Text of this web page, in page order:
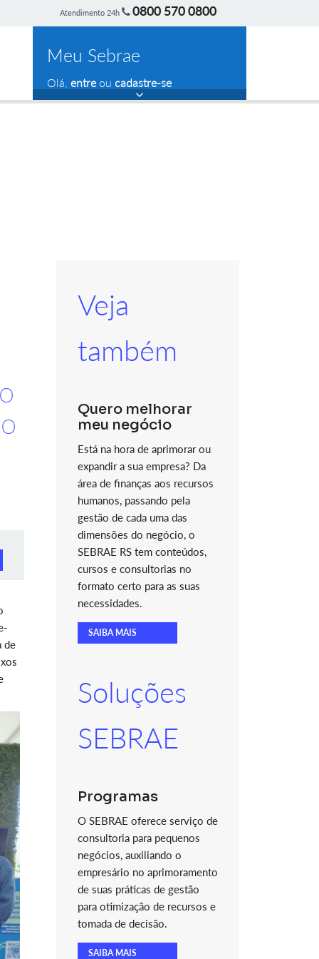
Atendimento 24h 0800 570 0800
Meu Sebrae
Olá, entreou cadastre-se
de
Veja
também
Quero melhorar
meu negócio
Está na hora de aprimorar ou
expandir a sua empresa? Da
área de finanças aos recursos
humanos, passando pela
gestão de cada uma das
dimensões do negócio, o
SEBRAE RS tem conteúdos,
cursos e consultorias no
formato certo para as suas
necessidades.
SAIBA MAIS
Soluções
SEBRAE
Programas
O SEBRAE oferece serviço de
consultoria para pequenos
negócios, auxiliando o
empresário no aprimoramento
de suas práticas de gestão
para otimização de recursos e
tomada de decisão.
SAIBA MAIS